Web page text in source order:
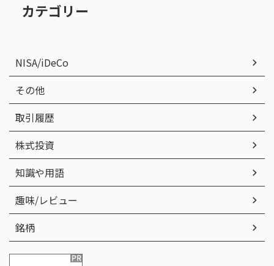
カテゴリー
NISA/iDeCo
その他
取引履歴
株式投資
知識や用語
趣味/レビュー
銘柄